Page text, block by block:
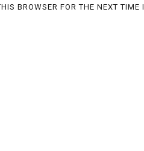
BROWSER FOR THE NEXT TIME I